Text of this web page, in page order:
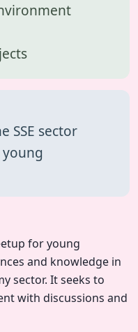
EN
SSE sector
for young
and knowledge in
sector. It seeks to
with discussions and